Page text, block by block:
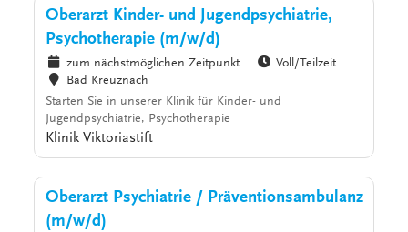
Oberarzt Kinder- und Jugendpsychiatrie,
Psychotherapie (m/w/d)
zum nächstmöglichen Zeitpunkt
Voll/Teilzeit
Bad Kreuznach
Starten Sie in unserer Klinik für Kinder- und
Jugendpsychiatrie, Psychotherapie
Klinik Viktoriastift
Oberarzt Psychiatrie / Präventionsambulanz
(m/w/d)